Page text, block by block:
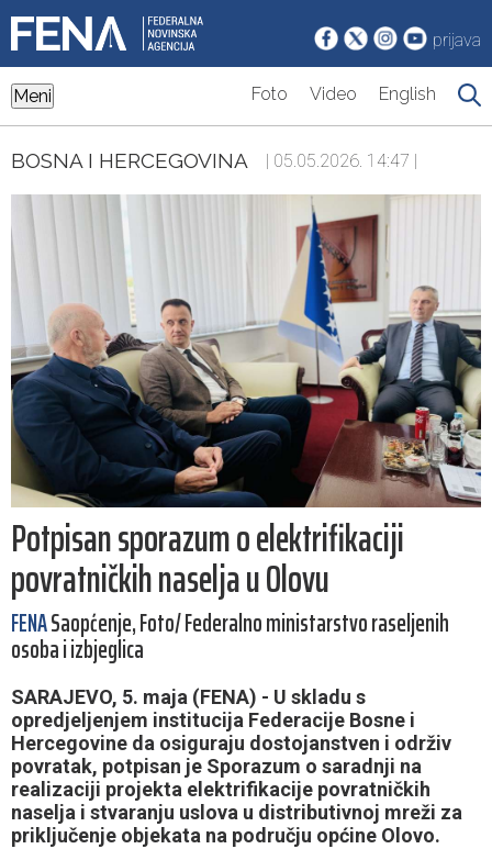
prijava
Meni Foto Video English
BOSNA I HERCEGOVINA | 05.05.2026. 14:47 |
Potpisan sporazum o elektrifikaciji
povratničkih naselja u Olovu
FENASaopćenje, Foto/ Federalno ministarstvo raseljenih
osoba i izbjeglica
SARAJEVO, 5. maja (FENA) - U skladu s
opredjeljenjem institucija Federacije Bosne i
Hercegovine da osiguraju dostojanstven i održiv
povratak, potpisan je Sporazum o saradnji na
realizaciji projekta elektrifikacije povratničkih
naselja i stvaranju uslova u distributivnoj mreži za
priključenje objekata na području općine Olovo.